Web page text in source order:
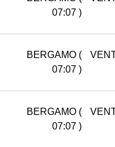
07:07 )
BERGAMO (
07:07 )
BERGAMO (
07:07 )